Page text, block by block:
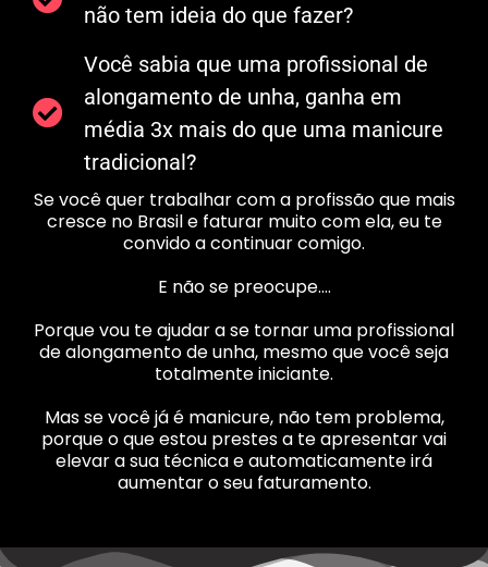
não tem ideia do que fazer?
Você sabia que uma profissional de
alongamento de unha, ganha em
média 3x mais do que uma manicure
tradicional?
Se você quer trabalhar com a profissão que mais
cresce no Brasil e faturar muito com ela, eu te
convido a continuar comigo.
E não se preocupe….
Porque vou te ajudar a se tornar uma profissional
de alongamento de unha, mesmo que você seja
totalmente iniciante.
Mas se você já é manicure, não tem problema,
porque o que estou prestes a te apresentar vai
elevar a sua técnica e automaticamente irá
aumentar o seu faturamento.